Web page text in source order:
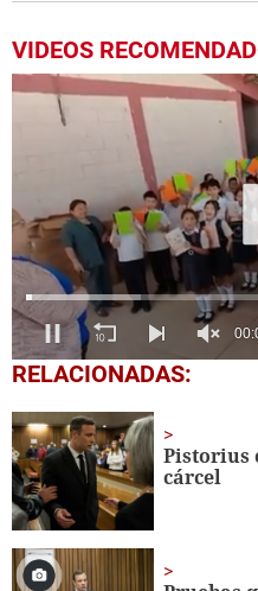
VIDEOS
0
seconds
1
minute,
56
seconds
RELACIONADAS:
Pistorius
cárcel